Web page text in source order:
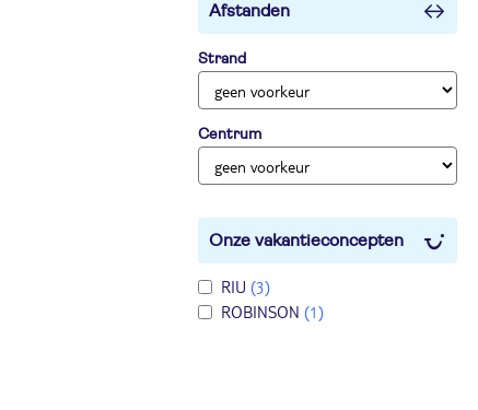
Afstanden
Strand
Centrum
Onze vakantieconcepten
RIU (3)
ROBINSON (1)